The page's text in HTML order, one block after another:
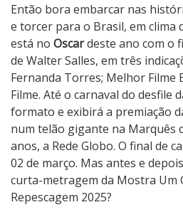
Então bora embarcar nas
e torcer para o Brasil, em clima
está no Oscardeste ano com o
de Walter Salles, em três
Fernanda Torres; Melhor Filme
Filme. Até o carnaval do desfile
formato e exibirá a premiação
num telão gigante na Marquês
anos, a Rede Globo. O final de
02 de março. Mas antes e
curta-metragem da Mostra Um
Repescagem 2025?